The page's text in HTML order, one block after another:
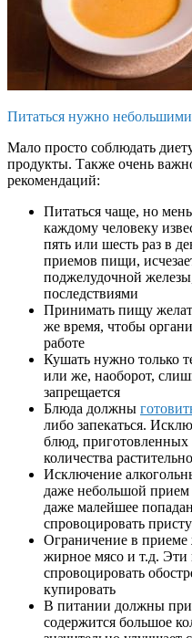
Питаться нужно
Мало просто соблюдать
продукты. Также очень
рекомендаций:
Питаться чаще, но
каждому человеку
пять или шесть раз в
приемов пищи,
поджелудочной
последствиями
Принимать пищу
же время, чтобы
работе
Кушать нужно только
или же, наоборот,
запрещается
Блюда должны
либо запекаться.
блюд, приготовленных
количества
Исключение
даже небольшой прием
даже малейшее
спровоцировать
Ограничение в
жирное мясо и т.д. Эти
спровоцировать
купировать
В питании должны
содержится большое